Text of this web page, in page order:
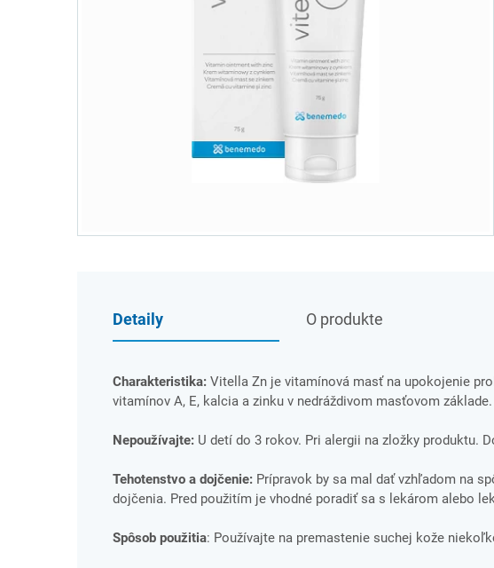
Detaily O produkte
Charakteristika: Vitella Zn je vitamínová masť na upokojenie
vitamínov A, E, kalcia a zinku v nedráždivom masťovom
Nepoužívajte: U detí do 3 rokov. Pri alergii na zložky produktu.
Tehotenstvo a dojčenie: Prípravok by sa mal dať vzhľadom na
dojčenia. Pred použitím je vhodné poradiť sa s lekárom alebo
Spôsob použitia: Používajte na premastenie suchej kože